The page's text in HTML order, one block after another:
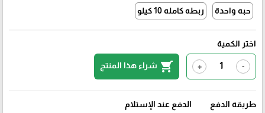
حبه واحدة
ربطه كامله 10 كيلو
اختر الكمية
-
+
shopping_cart شراء هذا المنتج
طريقة الدفع
الدفع عند الإستلام